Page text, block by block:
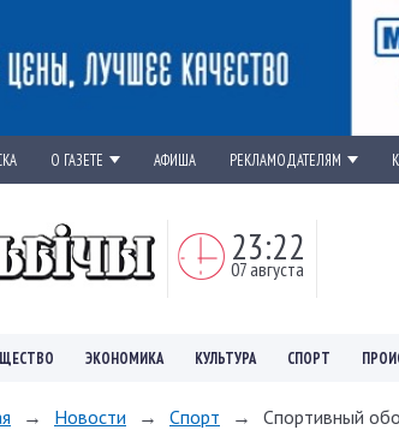
О ГАЗЕТЕ АФИША РЕКЛАМОДАТЕЛЯМ
23:22
07 августа
ЭКОНОМИКА КУЛЬТУРА СПОРТ
→ Новости → Спорт → Спортивный